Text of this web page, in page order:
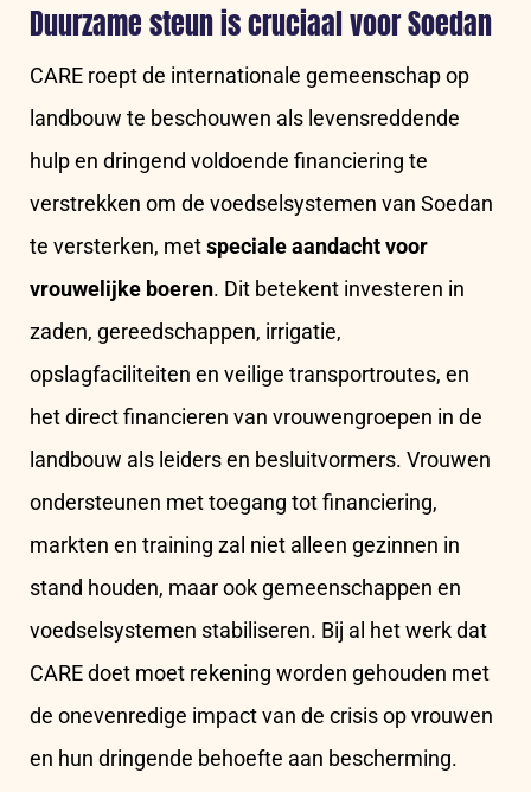
Duurzame steun is cruciaal voor Soedan
CARE roept de internationale gemeenschap op
landbouw te beschouwen als levensreddende
hulp en dringend voldoende financiering te
verstrekken om de voedselsystemen van Soedan
te versterken, metspeciale aandacht voor
vrouwelijke boeren. Dit betekent investeren in
zaden, gereedschappen, irrigatie,
opslagfaciliteiten en veilige transportroutes, en
het direct financieren van vrouwengroepen in de
landbouw als leiders en besluitvormers. Vrouwen
ondersteunen met toegang tot financiering,
markten en training zal niet alleen gezinnen in
stand houden, maar ook gemeenschappen en
voedselsystemen stabiliseren. Bij al het werk dat
CARE doet moet rekening worden gehouden met
de onevenredige impact van de crisis op vrouwen
en hun dringende behoefte aan bescherming.